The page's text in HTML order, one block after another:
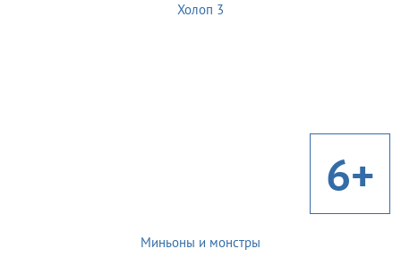
Холоп 3
6+
Миньоны и монстры